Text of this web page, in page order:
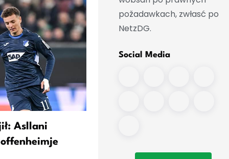
Asllani
požadawkach, zwłasć po
NetzDG.
Social Media